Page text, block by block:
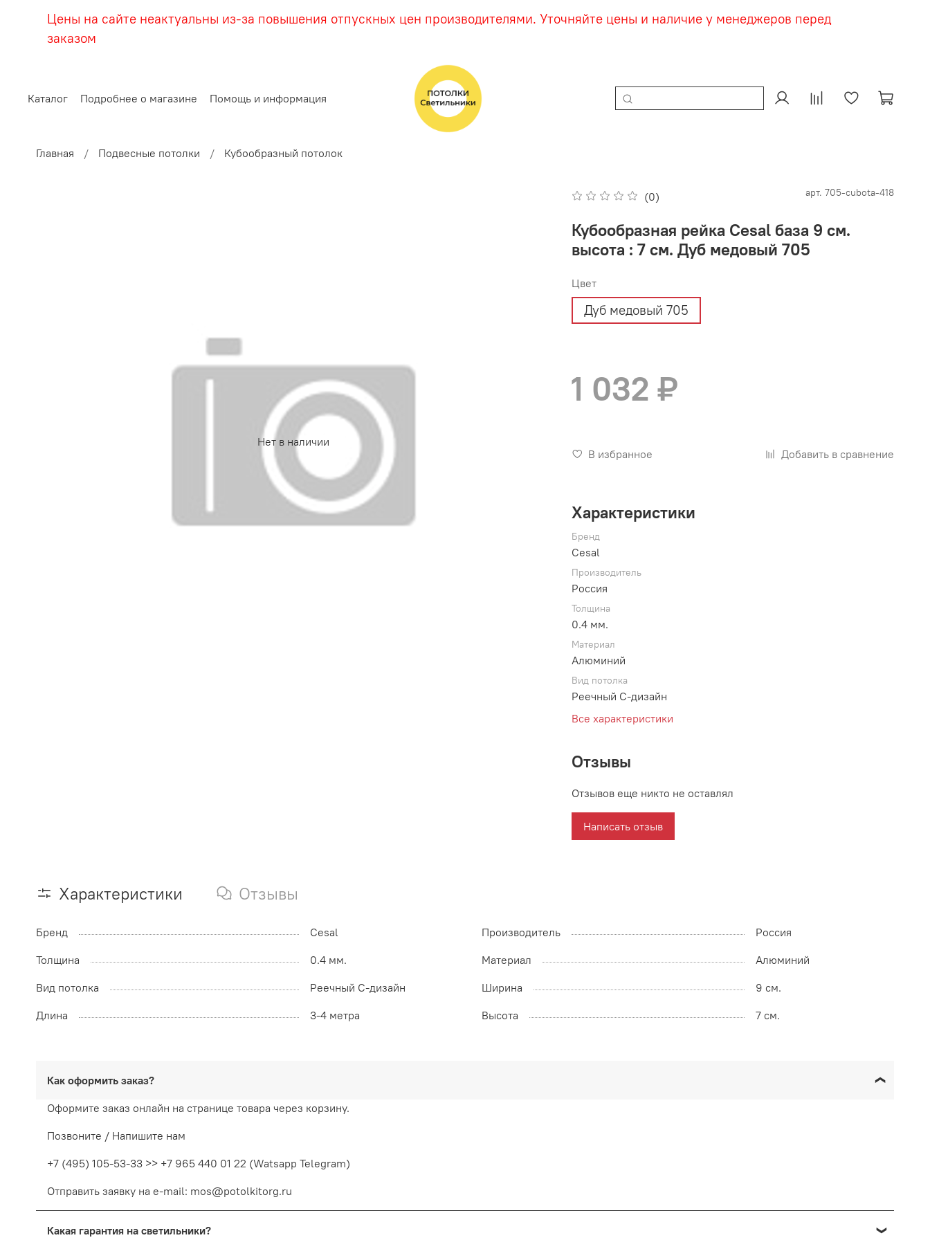
Цены на сайте неактуальны из-за повышения отпускных цен производителями. Уточняйте цены и наличие у менеджеров перед
заказом
Каталог Подробнее о магазине Помощь и информация
Главная Подвесные потолки Кубообразный потолок
Нет в наличии
(0) арт. 705-cubota-418
Кубообразная рейка Cesal база 9 см.
высота : 7 см. Дуб медовый 705
Цвет
Дуб медовый 705
1 032 ₽
В избранное Добавить в сравнение
Характеристики
Бренд
Cesal
Производитель
Россия
Толщина
0.4 мм.
Материал
Алюминий
Вид потолка
Реечный С-дизайн
Все характеристики
Отзывы
Отзывов еще никто не оставлял
Написать отзыв
Характеристики Отзывы
Бренд Cesal Производитель
Россия
Толщина
0.4 мм. Материал
Алюминий
Вид потолка
Реечный С-дизайн Ширина
9 см.
Длина
3-4 метра Высота 7 см.
Как оформить заказ?
Оформите заказ онлайн на странице товара через корзину.
Позвоните / Напишите нам
+7 (495) 105-53-33 >> +7 965 440 01 22 (Watsapp Telegram)
Отправить заявку на e-mail: mos@potolkitorg.ru
Какая гарантия на светильники?